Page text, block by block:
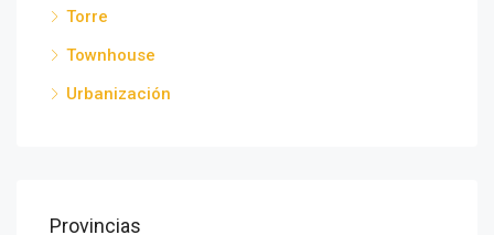
Torre
Townhouse
Urbanización
Provincias